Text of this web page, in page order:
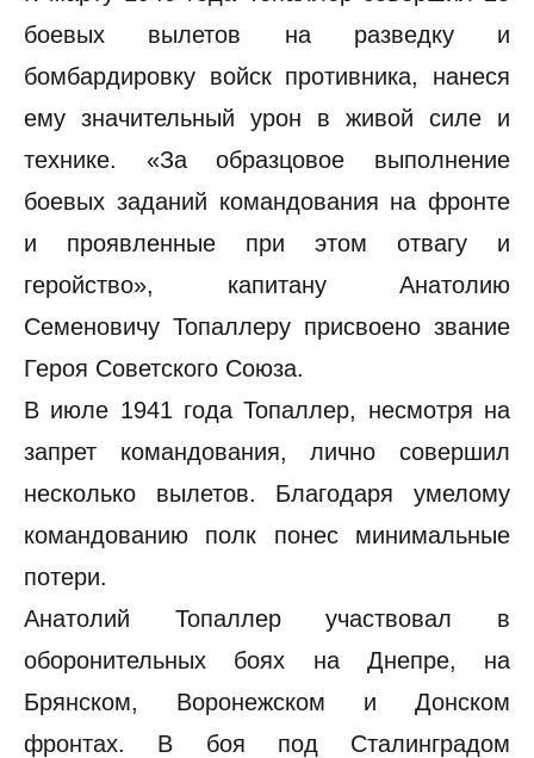
боевых вылетов на разведку и
бомбардировку войск противника, нанеся
ему значительный урон в живой силе и
технике. «За образцовое выполнение
боевых заданий командования на фронте
и проявленные при этом отвагу и
геройство», капитану Анатолию
Семеновичу Топаллеру присвоено звание
Героя Советского Союза.
В июле 1941 года Топаллер, несмотря на
запрет командования, лично совершил
несколько вылетов. Благодаря умелому
командованию полк понес минимальные
потери.
Анатолий Топаллер участвовал в
оборонительных боях на Днепре, на
Брянском, Воронежском и Донском
фронтах. В боя под Сталинградом